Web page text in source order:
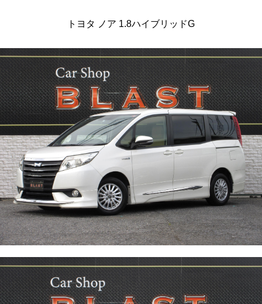
トヨタ ノア 1.8ハイブリッドG